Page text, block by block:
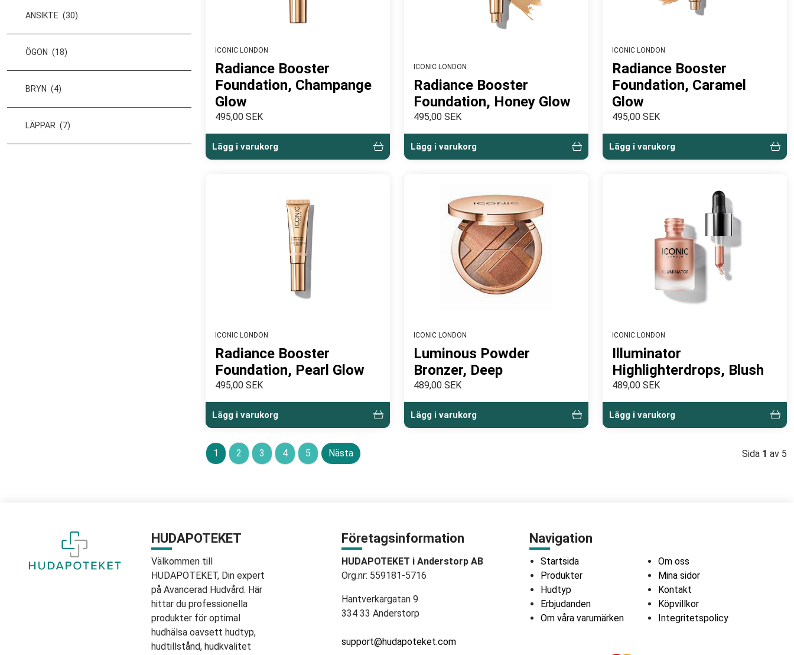
ANSIKTE (30)
ÖGON (18)
BRYN (4)
LÄPPAR (7)
ICONIC LONDON
Radiance Booster
Foundation, Champange
Glow
495,00 SEK
Lägg i varukorg
ICONIC LONDON
Radiance Booster
Foundation, Honey Glow
495,00 SEK
Lägg i varukorg
ICONIC LONDON
Radiance Booster
Foundation, Caramel
Glow
495,00 SEK
Lägg i varukorg
ICONIC LONDON
Radiance Booster
Foundation, Pearl Glow
495,00 SEK
Lägg i varukorg
ICONIC LONDON
Luminous Powder
Bronzer, Deep
489,00 SEK
Lägg i varukorg
ICONIC LONDON
Illuminator
Highlighterdrops, Blush
489,00 SEK
Lägg i varukorg
1 2 3 4 5 Nästa Sida 1 av 5
HUDAPOTEKET
Välkommen till
HUDAPOTEKET, Din expert
på Avancerad Hudvård. Här
hittar du professionella
produkter för optimal
hudhälsa oavsett hudtyp,
hudtillstånd, hudkvalitet
Företagsinformation
HUDAPOTEKET i Anderstorp AB
Org.nr: 559181-5716
Hantverkargatan 9
334 33 Anderstorp
support@hudapoteket.com
Navigation
Startsida
Produkter
Hudtyp
Erbjudanden
Om våra varumärken
Om oss
Mina sidor
Kontakt
Köpvillkor
Integritetspolicy